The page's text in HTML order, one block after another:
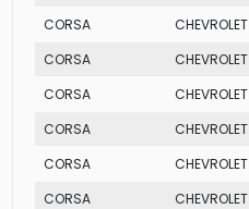
CORSA
CHEVROLET
CORSA
CHEVROLET
CORSA
CHEVROLET
CORSA
CHEVROLET
CORSA
CHEVROLET
CORSA
CHEVROLET